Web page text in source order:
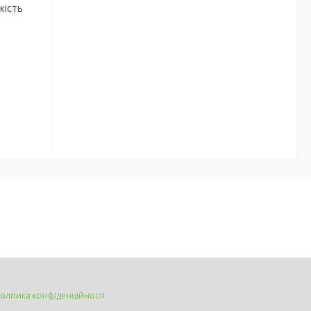
конфіденційності